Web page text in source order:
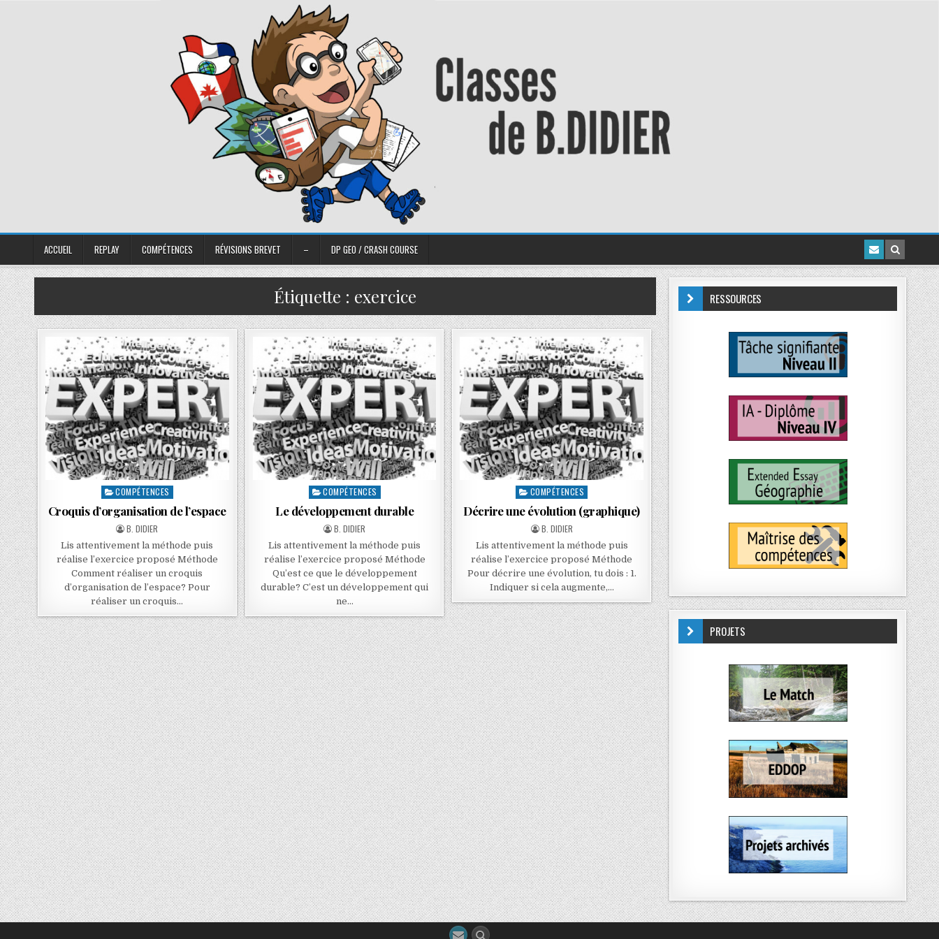
ACCUEIL REPLAY COMPÉTENCES RÉVISIONS BREVET – DP GEO / CRASH COURSE
Étiquette : exercice
COMPÉTENCES
Croquis d’organisation de l’espace
B. DIDIER
Lis attentivement la méthode puis
réalise l’exercice proposé Méthode
Comment réaliser un croquis
d’organisation de l’espace? Pour
réaliser un croquis…
COMPÉTENCES
Le développement durable
B. DIDIER
Lis attentivement la méthode puis
réalise l’exercice proposé Méthode
Qu’est ce que le développement
durable? C’est un développement qui
ne…
COMPÉTENCES
Décrire une évolution (graphique)
B. DIDIER
Lis attentivement la méthode puis
réalise l’exercice proposé Méthode
Pour décrire une évolution, tu dois : 1.
Indiquer si cela augmente,…
RESSOURCES
PROJETS